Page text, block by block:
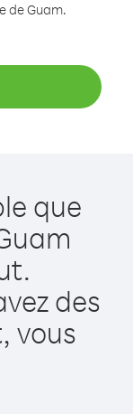
de Guam.
que
des
vous